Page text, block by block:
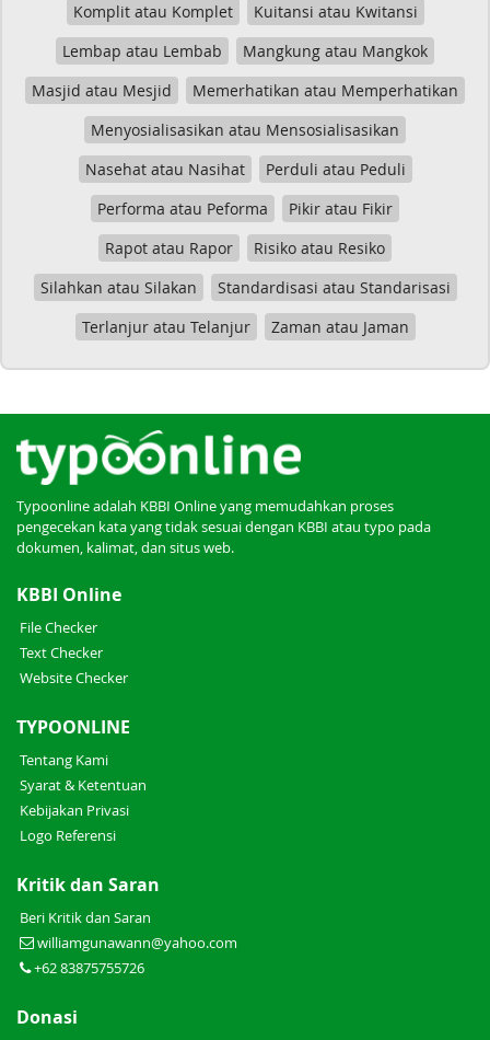
Komplit atau Komplet
Kuitansi atau Kwitansi
Lembap atau Lembab
Mangkung atau Mangkok
Masjid atau Mesjid
Memerhatikan atau Memperhatikan
Menyosialisasikan atau Mensosialisasikan
Nasehat atau Nasihat
Perduli atau Peduli
Performa atau Peforma
Pikir atau Fikir
Rapot atau Rapor
Risiko atau Resiko
Silahkan atau Silakan
Standardisasi atau Standarisasi
Terlanjur atau Telanjur
Zaman atau Jaman
Typoonline adalah KBBI Online yang memudahkan proses
pengecekan kata yang tidak sesuai dengan KBBI atau typo pada
dokumen, kalimat, dan situs web.
KBBI Online
File Checker
Text Checker
Website Checker
TYPOONLINE
Tentang Kami
Syarat & Ketentuan
Kebijakan Privasi
Logo Referensi
Kritik dan Saran
Beri Kritik dan Saran
williamgunawann@yahoo.com
+62 83875755726
Donasi